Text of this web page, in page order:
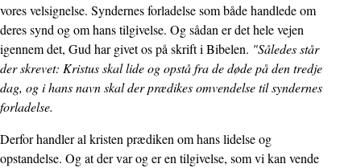
vores velsignelse. Syndernes forladelse som både handlede om
deres synd og om hans tilgivelse. Og sådan er det hele vejen
igennem det, Gud har givet os på skrift i Bibelen. "Således står
der skrevet: Kristus skal lide og opstå fra de døde på den tredje
dag, og i hans navn skal der prædikes omvendelse til syndernes
forladelse.
Derfor handler al kristen prædiken om hans lidelse og
opstandelse. Og at der var og er en tilgivelse, som vi kan vende